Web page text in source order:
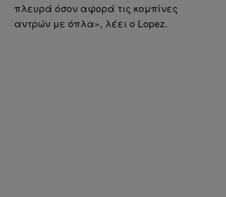
πλευρά όσον αφορά τις κομπίνες
αντρών με όπλα», λέει ο Lopez.